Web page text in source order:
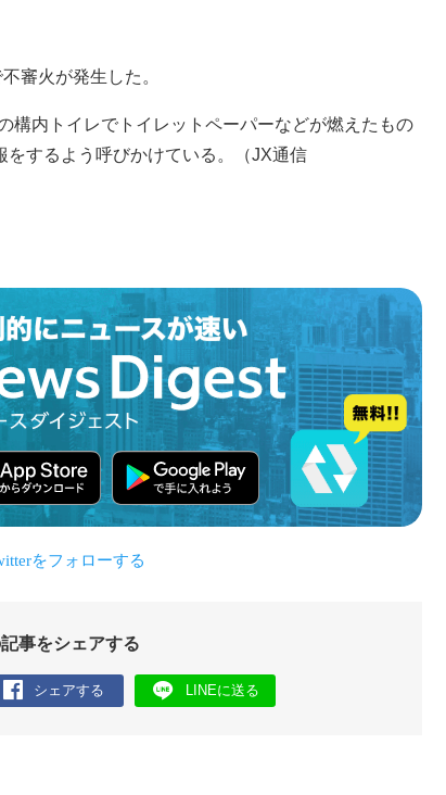
審火が発生した。
構内トイレでトイレットペーパーなどが燃えたもの
するよう呼びかけている。（JX通信
事をシェアする
シェアする LINEに送る